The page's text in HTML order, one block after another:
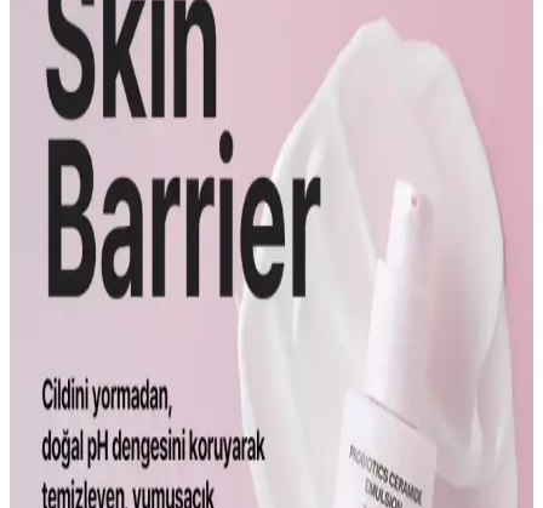
Bağışıklık ve Güzellik Destekleyici Takviyeler:
Bilimsel ve Pratik Yaklaşımlar
Sağlıklı yaşam ve güzellik için bağışıklık güçlendiren, cilt sağlığını
destekleyen doğal ve bilimsel takviyeleri keşfedin, dengeli kullanım
ile sürdürülebilir sonuçlar elde edin.
Probiyotiklerin Cilt Bariyerini Güçlendirmedeki
Rolü ve Günlük Kullanım İpuçları
Probiyotikler, cilt bariyerini güçlendiren doğal bileşenler olarak öne
çıkıyor. Bu mikroorganizmalar, ciltte denge sağlayarak çevresel
Cilt Bariyerini Güçlendiren Ceramide ve
Probiyotiklerin Önemi ve Kullanım Fırsatları
Cilt bariyerini güçlendiren ceramide ve probiyotikler, nemi korur,
inflamasyonu azaltır ve yaşlanma belirtilerini geciktirir. Bu ürünler,
sağlıklı ve genç görünen bir cilt için önemli adımlar sunar.